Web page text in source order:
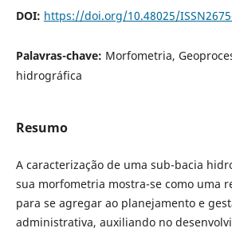
DOI: https://doi.org/10.48025/
Palavras-chave: Morfometria,
hidrográfica
Resumo
A caracterização de uma sub-bacia
sua morfometria mostra-se como uma
para se agregar ao planejamento e
administrativa, auxiliando no